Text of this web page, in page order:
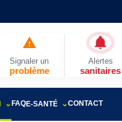
Signaler un
problème
Alertes
sanitaires
FAQE-SANTÉ CONTACT